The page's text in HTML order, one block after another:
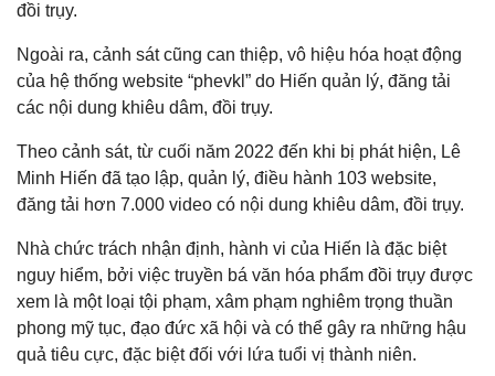
đồi trụy.
Ngoài ra, cảnh sát cũng can thiệp, vô hiệu hóa hoạt động
của hệ thống website “phevkl” do Hiến quản lý, đăng tải
các nội dung khiêu dâm, đồi trụy.
Theo cảnh sát, từ cuối năm 2022 đến khi bị phát hiện, Lê
Minh Hiến đã tạo lập, quản lý, điều hành 103 website,
đăng tải hơn 7.000 video có nội dung khiêu dâm, đồi trụy.
Nhà chức trách nhận định, hành vi của Hiến là đặc biệt
nguy hiểm, bởi việc truyền bá văn hóa phẩm đồi trụy được
xem là một loại tội phạm, xâm phạm nghiêm trọng thuần
phong mỹ tục, đạo đức xã hội và có thể gây ra những hậu
quả tiêu cực, đặc biệt đối với lứa tuổi vị thành niên.